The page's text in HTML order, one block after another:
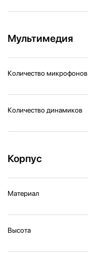
Мультимедия
Количество микрофонов
Количество динамиков
Корпус
Материал
Высота